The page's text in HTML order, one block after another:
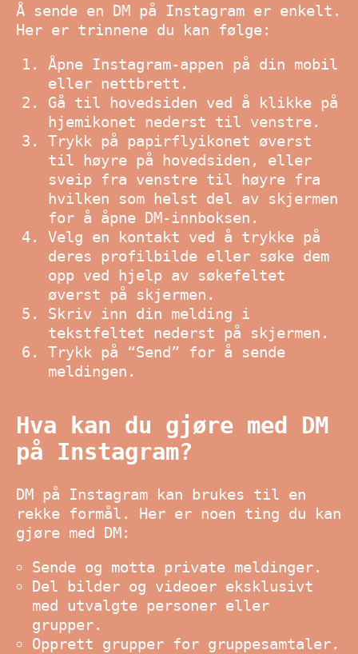
Å sende en DM på Instagram er enkelt.
Her er trinnene du kan følge:
Åpne Instagram-appen på din mobil
eller nettbrett.
Gå til hovedsiden ved å klikke på
hjemikonet nederst til venstre.
Trykk på papirflyikonet øverst
til høyre på hovedsiden, eller
sveip fra venstre til høyre fra
hvilken som helst del av skjermen
for å åpne DM-innboksen.
Velg en kontakt ved å trykke på
deres profilbilde eller søke dem
opp ved hjelp av søkefeltet
øverst på skjermen.
Skriv inn din melding i
tekstfeltet nederst på skjermen.
Trykk på “Send” for å sende
meldingen.
Hva kan du gjøre med DM
på Instagram?
DM på Instagram kan brukes til en
rekke formål. Her er noen ting du kan
gjøre med DM:
Sende og motta private meldinger.
Del bilder og videoer eksklusivt
med utvalgte personer eller
grupper.
Opprett grupper for gruppesamtaler.